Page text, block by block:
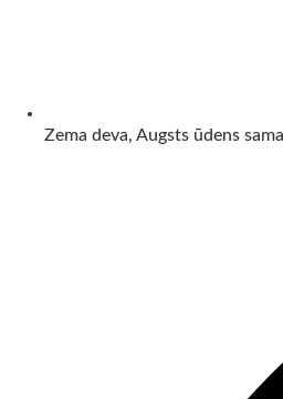
Zema deva, Augsts ūdens